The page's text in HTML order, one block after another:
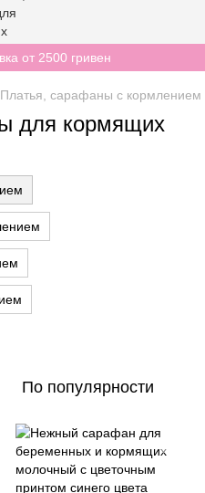
от 2500 гривен
Платья, сарафаны с кормлением
для кормящих
По популярности